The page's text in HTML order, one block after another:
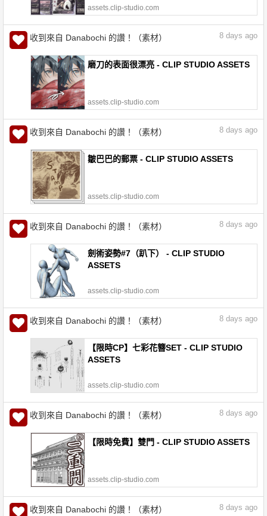
assets.clip-studio.com
收到來自 Danabochi 的讚！（素材） 8 days ago
磨刀的表面很漂亮 - CLIP STUDIO ASSETS
assets.clip-studio.com
收到來自 Danabochi 的讚！（素材） 8 days ago
皺巴巴的郵票 - CLIP STUDIO ASSETS
assets.clip-studio.com
收到來自 Danabochi 的讚！（素材） 8 days ago
劍術姿勢#7（趴下） - CLIP STUDIO
ASSETS
assets.clip-studio.com
收到來自 Danabochi 的讚！（素材） 8 days ago
【限時CP】七彩花簪SET - CLIP STUDIO
ASSETS
assets.clip-studio.com
收到來自 Danabochi 的讚！（素材） 8 days ago
【限時免費】雙門 - CLIP STUDIO ASSETS
assets.clip-studio.com
收到來自 Danabochi 的讚！（素材） 8 days ago